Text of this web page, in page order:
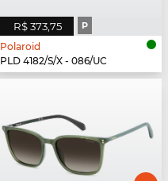
R$ 373,75 P
Polaroid
PLD 4182/S/X - 086/UC